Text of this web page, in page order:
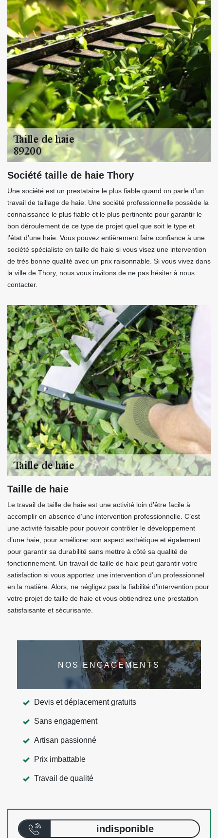
Société taille de haie Thory
Une société est un prestataire le plus fiable quand on parle d’un
travail de taillage de haie. Une société professionnelle possède la
connaissance le plus fiable et le plus pertinente pour garantir le
bon déroulement de ce type de projet quel que soit le type et
l’état d’une haie. Vous pouvez entièrement faire confiance à une
société spécialiste en taille de haie si vous visez une intervention
de très bonne qualité avec un prix raisonnable. Si vous vivez dans
la ville de Thory, nous vous invitons de ne pas hésiter à nous
contacter.
Taille de haie
Le travail de taille de haie est une activité loin d’être facile à
accomplir en absence d’une intervention professionnelle. C’est
une activité faisable pour pouvoir contrôler le développement
d’une haie, pour améliorer son aspect esthétique et également
pour garantir sa durabilité sans mettre à côté sa qualité de
fonctionnement. Un travail de taille de haie peut garantir votre
satisfaction si vous apportez une intervention d’un professionnel
en la matière. Alors, ne négligez pas la fiabilité d’intervention pour
votre projet de taille de haie et vous obtiendrez une prestation
satisfaisante et sécurisante.
NOS ENGAGEMENTS
Devis et déplacement gratuits
Sans engagement
Artisan passionné
Prix imbattable
Travail de qualité
indisponible